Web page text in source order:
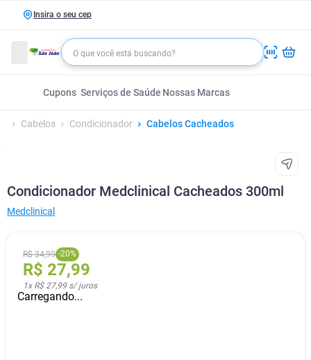
Insira o seu cep
Cupons Serviços de Saúde Nossas Marcas
Cabelos Condicionador Cabelos Cacheados
Condicionador Medclinical Cacheados 300ml
Medclinical
R$ 34,99 -20%
R$ 27,99
1x R$ 27,99s/ juros
Carregando...